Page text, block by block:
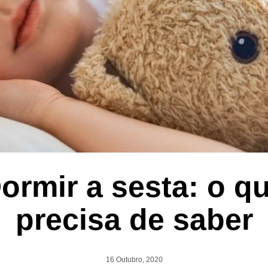
a sesta: o
precisa de saber
16 Outubro, 2020